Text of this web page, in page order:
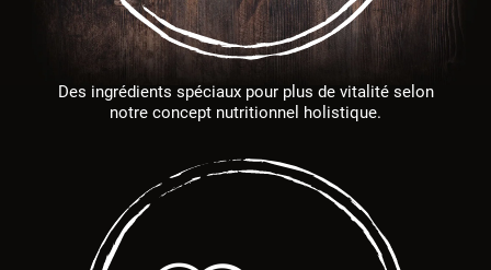
Des ingrédients spéciaux pour plus de vitalité selon
notre concept nutritionnel holistique.